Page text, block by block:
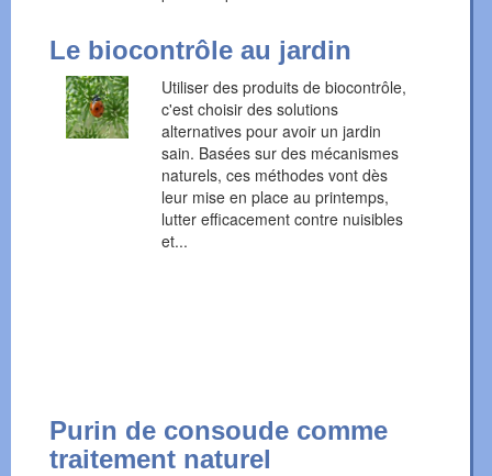
Le biocontrôle au jardin
Utiliser des produits de biocontrôle,
c'est choisir des solutions
alternatives pour avoir un jardin
sain. Basées sur des mécanismes
naturels, ces méthodes vont dès
leur mise en place au printemps,
lutter efficacement contre nuisibles
et...
Purin de consoude comme
traitement naturel